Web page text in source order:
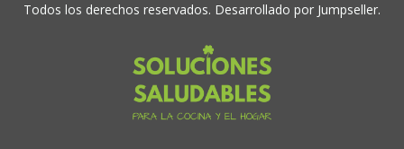
Todos los derechos reservados. Desarrollado por Jumpseller.